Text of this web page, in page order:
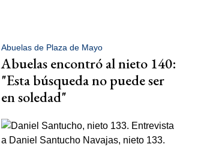
Abuelas de Plaza de Mayo
Abuelas encontró al nieto 140:
"Esta búsqueda no puede ser
en soledad"